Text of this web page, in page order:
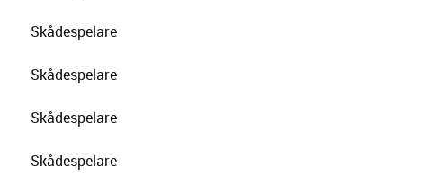
Skådespelare
Skådespelare
Skådespelare
Skådespelare